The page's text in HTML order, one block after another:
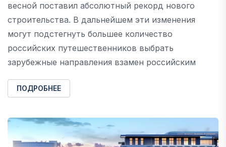
весной поставил абсолютный рекорд нового
строительства. В дальнейшем эти изменения
могут подстегнуть большее количество
российских путешественников выбрать
зарубежные направления взамен российским
ПОДРОБНЕЕ